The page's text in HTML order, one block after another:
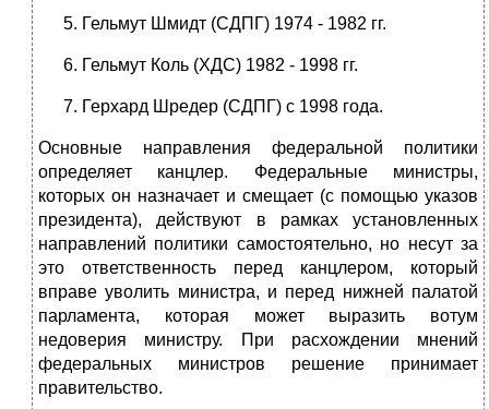
Гельмут Шмидт (СДПГ) 1974 - 1982 гг.
Гельмут Коль (ХДС) 1982 - 1998 гг.
Герхард Шредер (СДПГ) с 1998 года.
Основные направления федеральной политики
определяет канцлер. Федеральные министры,
которых он назначает и смещает (с помощью указов
президента), действуют в рамках установленных
направлений политики самостоятельно, но несут за
это ответственность перед канцлером, который
вправе уволить министра, и перед нижней палатой
парламента, которая может выразить вотум
недоверия министру. При расхождении мнений
федеральных министров решение принимает
правительство.